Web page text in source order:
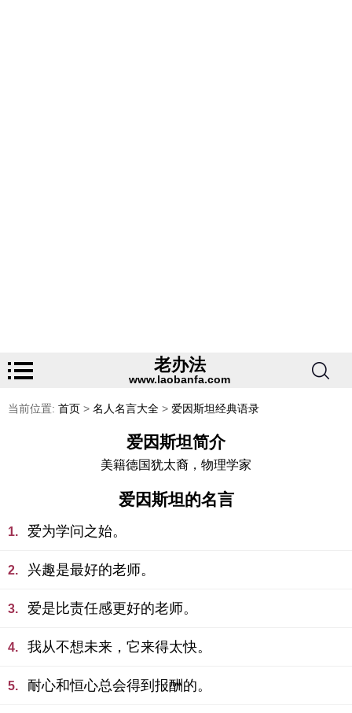
老办法
www.laobanfa.com
当前位置: 首页 > 名人名言大全 > 爱因斯坦经典语录
爱因斯坦简介
美籍德国犹太裔，物理学家
爱因斯坦的名言
1. 爱为学问之始。
2. 兴趣是最好的老师。
3. 爱是比责任感更好的老师。
4. 我从不想未来，它来得太快。
5. 耐心和恒心总会得到报酬的。